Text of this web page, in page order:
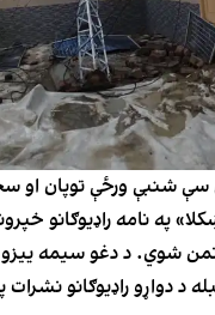
شنبې ورځې توپان او
په نامه راډیوګانو
شوي. د دغو سیمه
د دواړو راډیوګانو